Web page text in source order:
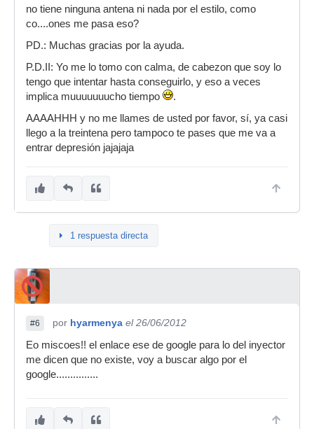
no tiene ninguna antena ni nada por el estilo, como
co....ones me pasa eso?
PD.: Muchas gracias por la ayuda.
P.D.II: Yo me lo tomo con calma, de cabezon que soy lo
tengo que intentar hasta conseguirlo, y eso a veces
implica muuuuuuucho tiempo
.
AAAAHHH y no me llames de usted por favor, sí, ya casi
llego a la treintena pero tampoco te pases que me va a
entrar depresión jajajaja
1 respuesta directa
#6 por hyarmenya el 26/06/2012
Eo miscoes!! el enlace ese de google para lo del inyector
me dicen que no existe, voy a buscar algo por el
google...............